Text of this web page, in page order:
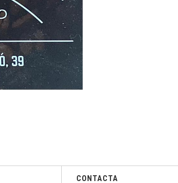
CONTACTA